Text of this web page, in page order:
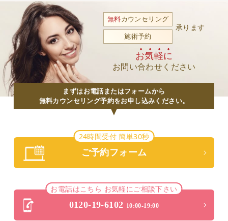
無料カウンセリング
施術予約
承ります
お気軽に
お問い合わせください
まずはお電話またはフォームから
無料カウンセリング予約をお申し込みください。
24時間受付 簡単30秒
ご予約フォーム
お電話はこちら お気軽にご相談下さい
0120-19-6102 10:00-19:00